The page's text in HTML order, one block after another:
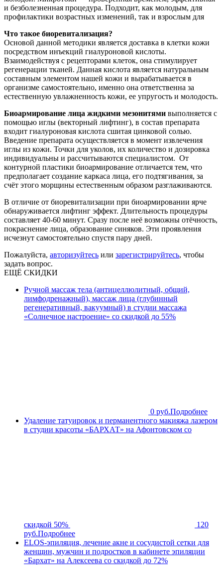
и безболезненная процедура. Подходит, как молодым, для
профилактики возрастных изменений, так и взрослым для
Что такое биоревитализация?
Основой данной методики является доставка в клетки кожи
посредством инъекций гиалуроновой кислоты.
Взаимодействуя с рецепторами клеток, она стимулирует
регенерации тканей. Данная кислота является натуральным
составным элементом нашей кожи и вырабатывается в
организме самостоятельно, именно она ответственна за
естественную увлажненность кожи, ее упругость и молодость.
Биоармирование лица жидкими мезонитями выполняется с
помощью иглы (векторный лифтинг), в состав препарата
входит гиалуроновая кислота сшитая цинковой солью.
Введение препарата осуществляется в момент извлечения
иглы из кожи. Точки для уколов, их количество и дозировка
индивидуальны и рассчитываются специалистом. От
контурной пластики биоармирование отличается тем, что
предполагает создание каркаса лица, его подтягивания, за
счёт этого морщины естественным образом разглаживаются.
В отличие от биоревитализации при биоармировании ярче
обнаруживается лифтинг эффект. Длительность процедуры
составляет 40-60 минут. Сразу после неё возможны отёчность,
покраснение лица, образование синяков. Эти проявления
исчезнут самостоятельно спустя пару дней.
Пожалуйста, авторизуйтесь или зарегистрируйтесь, чтобы
задать вопрос.
ЕЩЁ СКИДКИ
Ручной массаж тела (антицеллюлитный, общий,
лимфодренажный), массаж лица (глубинный
регенеративный, вакуумный) в студии массажа
«Солнечное настроение» со скидкой до 55%
0 руб.Подробнее
Удаление татуировок и перманентного макияжа лазером
в студии красоты «БАРХАТ» на Афонтовском со
скидкой 50%
120
руб.Подробнее
ELOS-эпиляция, лечение акне и сосудистой сетки для
женщин, мужчин и подростков в кабинете эпиляции
«Бархат» на Алексеева со скидкой до 72%